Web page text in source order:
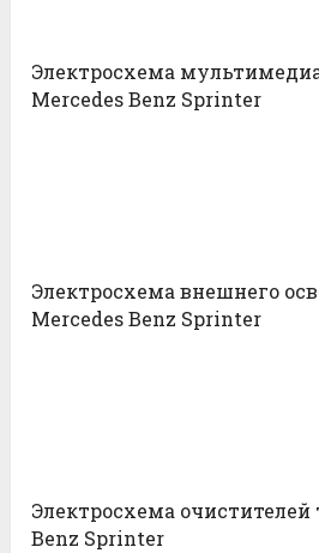
Электросхема
Mercedes Benz Sprinter
Электросхема внешнего
Mercedes Benz Sprinter
Электросхема очистителей
Benz Sprinter